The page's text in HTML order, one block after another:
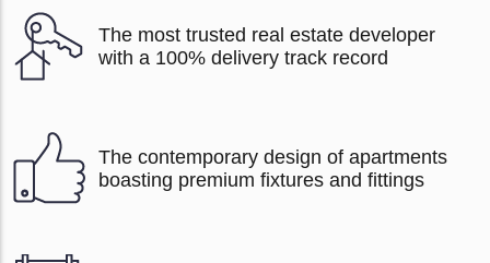
The most trusted real estate developer
with a 100% delivery track record
The contemporary design of apartments
boasting premium fixtures and fittings